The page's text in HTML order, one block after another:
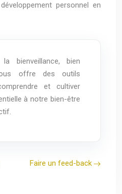
personnel en
bienveillance, bien
offre des outils
et cultiver
à notre bien-être
Faire un feed-back